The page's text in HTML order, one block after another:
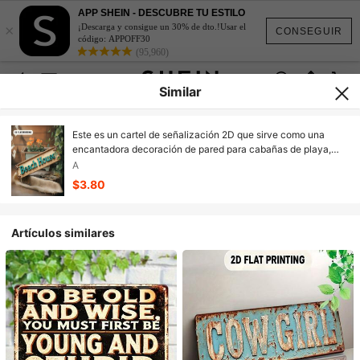
CONSEGUIR
×
APP SHEIN - DESCUBRE TU ESTILO
¡Descarga y consigue un 30% de dto.!Usar el
código: APPOFF30
(95,960)
Similar
Este es un cartel de señalización 2D que sirve como una
encantadora decoración de pared para cabañas de playa,
con elementos de cuerda, estrella de mar y conchas marinas.
Es adecuado para diversos entornos, incluyendo bares, salas
de estar y comedores.
A
$3.80
Artículos similares